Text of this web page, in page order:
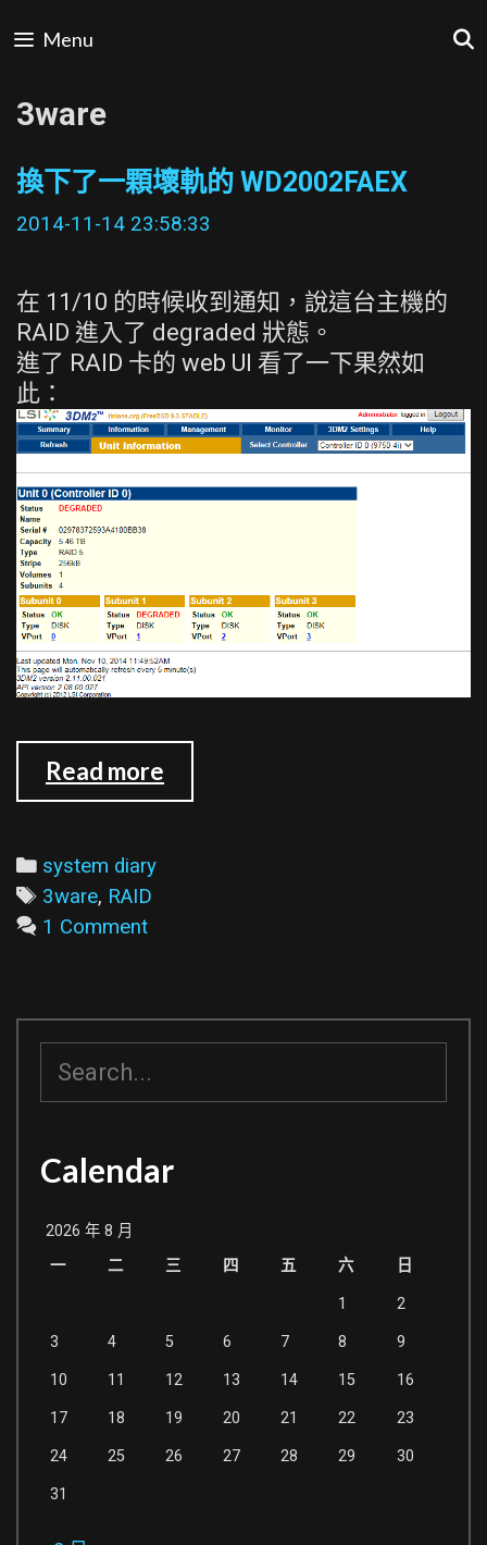
to
Menu
3ware
換下了一顆壞軌的 WD2002FAEX
2014-11-14 23:58:33
在 11/10 的時候收到通知，說這台主機的
RAID 進入了 degraded 狀態。
進了 RAID 卡的 web UI 看了一下果然如
此：
Read more
下
WD2002FAEX
Categories
system diary
Tags
3ware, RAID
1 Comment
Calendar
2026 年 8 月
一
二 三 四 五 六 日
1 2
3 4 5 6 7 8 9
10 11 12 13 14 15 16
17 18 19 20 21 22 23
24 25 26 27 28 29 30
31